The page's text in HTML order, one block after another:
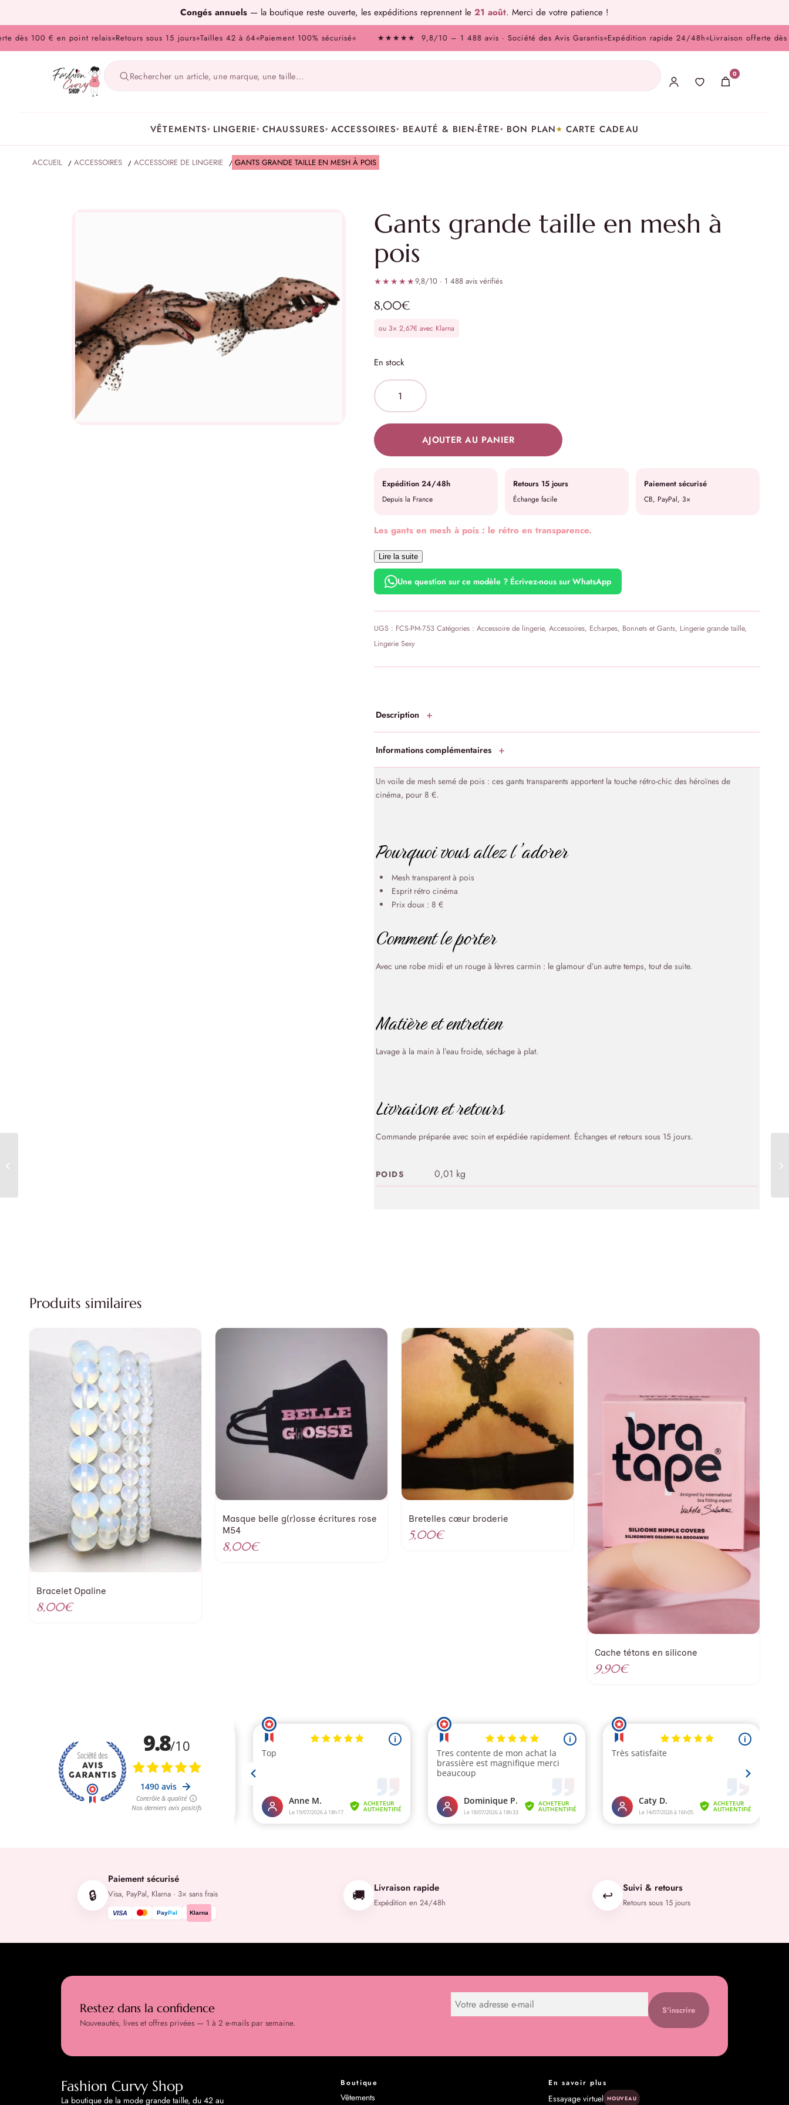
Congés annuels — la boutique reste ouverte, les expéditions reprennent le 21 août. Merci de votre patience !
100 € en point relais◆ Retours sous 15 jours◆ Tailles 42 à 64◆Paiement 100% sécurisé◆ ★★★★★ 9,8/10 – 1 488 avis · Société des Avis Garantis◆Expédition rapide 24/48h◆Livraison offerte dès 100
0
VÊTEMENTS▾ LINGERIE▾ CHAUSSURES▾ ACCESSOIRES▾ BEAUTÉ & BIEN-ÊTRE▾ BON PLAN CARTE CADEAU
ACCUEIL / ACCESSOIRES / ACCESSOIRE DE LINGERIE / GANTS GRANDE TAILLE EN MESH À POIS
Gants grande taille en mesh à
pois
8,00€
ou 3× 2,67€avec Klarna
En stock
AJOUTER AU PANIER
Expédition 24/48h
Depuis la France
Retours 15 jours
Échange facile
Paiement sécurisé
CB, PayPal, 3×
★★★★★9,8/10 · 1 488 avis vérifiés
Les gants en mesh à pois : le rétro en transparence.
Lire la suite
Une question sur ce modèle ? Écrivez-nous sur WhatsApp
UGS : FCS-PM-753 Catégories : Accessoire de lingerie, Accessoires, Echarpes, Bonnets et Gants, Lingerie grande taille,
Lingerie Sexy
Description
Informations complémentaires
Un voile de mesh semé de pois : ces gants transparents apportent la touche rétro-chic des héroïnes de
cinéma, pour 8 €.
Pourquoi vous allez l’adorer
Mesh transparent à pois
Esprit rétro cinéma
Prix doux : 8 €
Comment le porter
Avec une robe midi et un rouge à lèvres carmin : le glamour d’un autre temps, tout de suite.
Matière et entretien
Lavage à la main à l’eau froide, séchage à plat.
Livraison et retours
Commande préparée avec soin et expédiée rapidement. Échanges et retours sous 15 jours.
POIDS 0,01 kg
Produits similaires
Bracelet Opaline
8,00€
Masque belle g(r)osse écritures rose
M54
8,00€
Bretelles cœur broderie
5,00€
Cache tétons en silicone
9,90€
🔒
Paiement sécurisé
Visa, PayPal, Klarna · 3× sans frais
VISA PayPal Klarna
🚚 Livraison rapide
Expédition en 24/48h ↩️ Suivi & retours
Retours sous 15 jours
Restez dans la confidence
Nouveautés, lives et offres privées — 1 à 2 e-mails par semaine.
S'inscrire
Fashion Curvy Shop
La boutique de la mode grande taille, du 42 au
Boutique
Vêtements
En savoir plus
Essayage virtuel NOUVEAU